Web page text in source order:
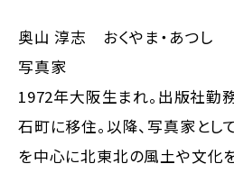
奥山 淳志 おくやま・あつし
写真家
1972年大阪生まれ。出版社勤
石町に移住。以降、写真家とし
を中心に北東北の風土や文化